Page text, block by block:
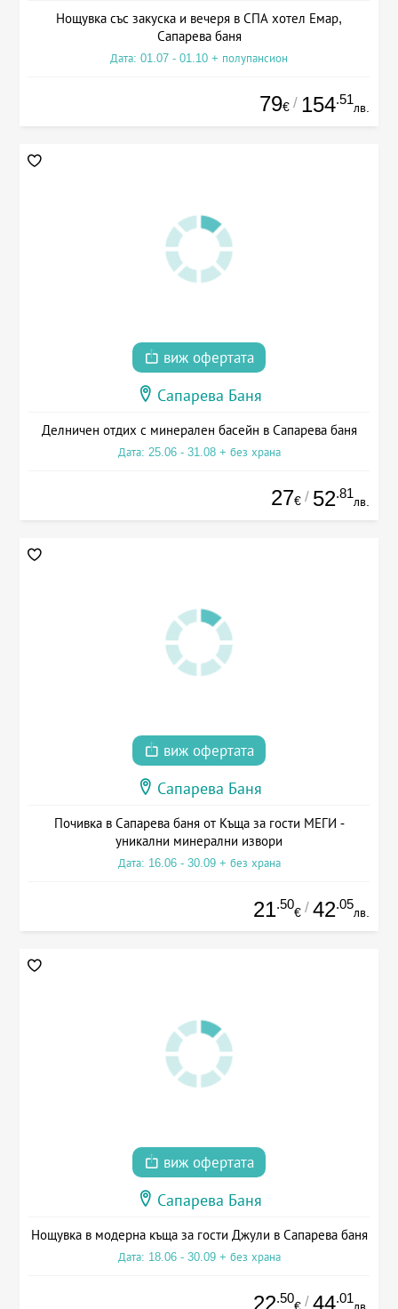
Нощувка със закуска и вечеря в СПА хотел Емар,
Сапарева баня
Дата: 01.07 - 01.10 + полупансион
79€ / 154.51
лв.
виж офертата
Сапарева Баня
Делничен отдих с минерален басейн в Сапарева баня
Дата: 25.06 - 31.08 + без храна
27€ / 52.81
лв.
виж офертата
Сапарева Баня
Почивка в Сапарева баня от Къща за гости МЕГИ -
уникални минерални извори
Дата: 16.06 - 30.09 + без храна
21.50
€ / 42.05
лв.
виж офертата
Сапарева Баня
Нощувка в модерна къща за гости Джули в Сапарева баня
Дата: 18.06 - 30.09 + без храна
22.50 / 44.01